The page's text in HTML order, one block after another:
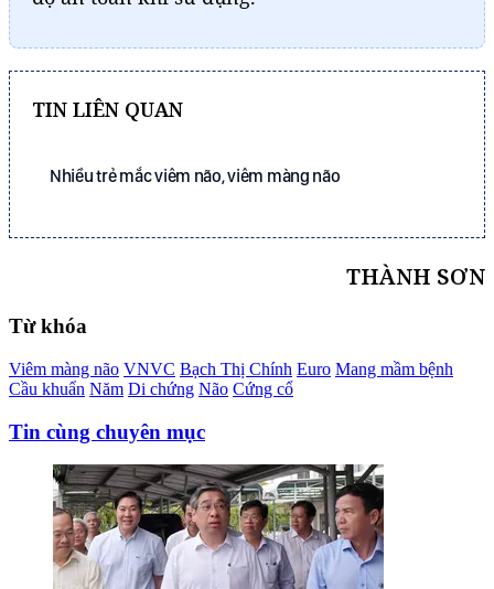
TIN LIÊN QUAN
Nhiều trẻ mắc viêm não, viêm màng não
THÀNH SƠN
Từ khóa
Viêm màng não VNVC Bạch Thị Chính Euro Mang mầm bệnh
Cầu khuẩn Năm Di chứng Não Cứng cổ
Tin cùng chuyên mục